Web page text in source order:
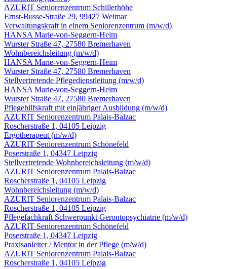
AZURIT Seniorenzentrum Schillerhöhe
Ernst-Busse-Straße 29, 99427 Weimar
Verwaltungskraft in einem Seniorenzentrum (m/w/d)
HANSA Marie-von-Seggern-Heim
Wurster Straße 47, 27580 Bremerhaven
Wohnbereichsleitung (m/w/d)
HANSA Marie-von-Seggern-Heim
Wurster Straße 47, 27580 Bremerhaven
Stellvertretende Pflegedienstleitung (m/w/d)
HANSA Marie-von-Seggern-Heim
Wurster Straße 47, 27580 Bremerhaven
Pflegehilfskraft mit einjähriger Ausbildung (m/w/d)
AZURIT Seniorenzentrum Palais-Balzac
Roscherstraße 1, 04105 Leipzig
Ergotherapeut (m/w/d)
AZURIT Seniorenzentrum Schönefeld
Poserstraße 1, 04347 Leipzig
Stellvertretende Wohnbereichsleitung (m/w/d)
AZURIT Seniorenzentrum Palais-Balzac
Roscherstraße 1, 04105 Leipzig
Wohnbereichsleitung (m/w/d)
AZURIT Seniorenzentrum Palais-Balzac
Roscherstraße 1, 04105 Leipzig
Pflegefachkraft Schwerpunkt Gerontopsychiatrie (m/w/d)
AZURIT Seniorenzentrum Schönefeld
Poserstraße 1, 04347 Leipzig
Praxisanleiter / Mentor in der Pflege (m/w/d)
AZURIT Seniorenzentrum Palais-Balzac
Roscherstraße 1, 04105 Leipzig